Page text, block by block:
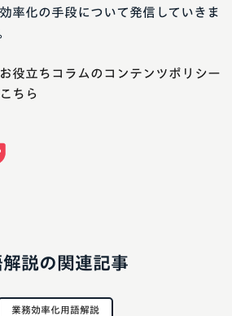
率化の手段について発信していきま
お役立ちコラムのコンテンツポリシー
ちら
説の関連記事
業務効率化用語解説